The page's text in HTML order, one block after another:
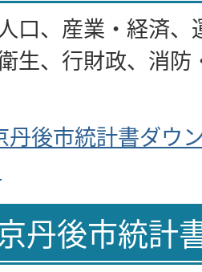
口、産業・経済
生、行財政、消防
丹後市統計書ダウ
丹後市統計